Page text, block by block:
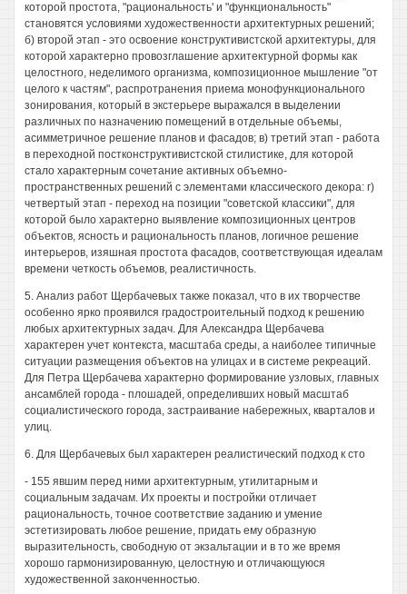
которой простота, "рациональность' и "функциональность"
становятся условиями художественности архитектурных решений;
б) второй этап - это освоение конструктивистской архитектуры, для
которой характерно провозглашение архитектурной формы как
целостного, неделимого организма, композиционное мышление "от
целого к частям", распротранения приема монофункционального
зонирования, который в экстерьере выражался в выделении
различных по назначению помещений в отдельные объемы,
асимметричное решение планов и фасадов; в) третий этап - работа
в переходной постконструктивистской стилистике, для которой
стало характерным сочетание активных объемно-
пространственных решений с элементами классического декора: г)
четвертый этап - переход на позиции "советской классики", для
которой было характерно выявление композиционных центров
объектов, ясность и рациональность планов, логичное решение
интерьеров, изяшная простота фасадов, соответствующая идеалам
времени четкость объемов, реалистичность.
5. Анализ работ Щербачевых также показал, что в их творчестве
особенно ярко проявился градостроительный подход к решению
любых архитектурных задач. Для Александра Щербачева
характерен учет контекста, масштаба среды, а наиболее типичные
ситуации размещения объектов на улицах и в системе рекреаций.
Для Петра Щербачева характерно формирование узловых, главных
ансамблей города - плошадей, определивших новый масштаб
социалистического города, застраивание набережных, кварталов и
улиц.
6. Для Щербачевых был характерен реалистический подход к сто
- 155 явшим перед ними архитектурным, утилитарным и
социальным задачам. Их проекты и постройки отличает
рациональность, точное соответствие заданию и умение
эстетизировать любое решение, придать ему образную
выразительность, свободную от экзальтации и в то же время
хорошо гармонизированную, целостную и отличающуюся
художественной законченностью.